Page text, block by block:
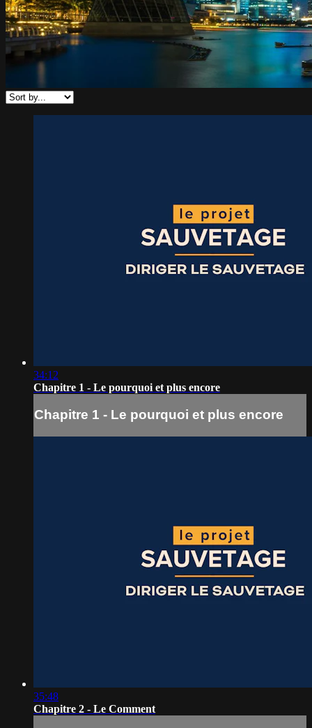
34:12
Chapitre 1 - Le pourquoi et plus encore
Chapitre 1 - Le pourquoi et plus encore
35:48
Chapitre 2 - Le Comment